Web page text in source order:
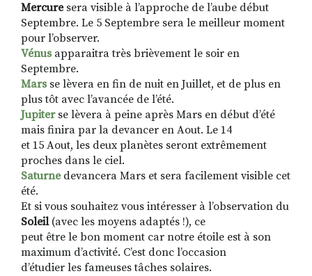
Mercuresera visible à l’approche de l’aube début
Septembre. Le 5 Septembre sera le meilleur moment
pour l’observer.
Vénus apparaitra très brièvement le soir en
Septembre.
Mars se lèvera en fin de nuit en Juillet, et de plus en
plus tôt avec l’avancée de l’été.
Jupiterse lèvera à peine après Mars en début d’été
mais finira par la devancer en Aout. Le 14
et 15 Aout, les deux planètes seront extrêmement
proches dans le ciel.
Saturne devancera Mars et sera facilement visible cet
été.
Et si vous souhaitez vous intéresser à l’observation du
Soleil (avec les moyens adaptés !), ce
peut être le bon moment car notre étoile est à son
maximum d’activité. C’est donc l’occasion
d’étudier les fameuses tâches solaires.